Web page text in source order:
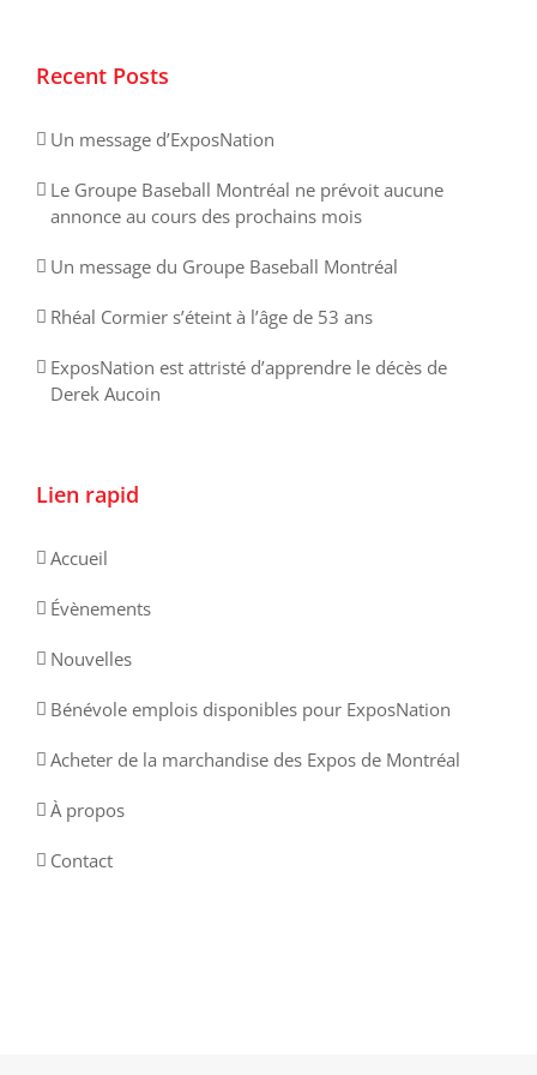
Recent Posts
Un message d’ExposNation
Le Groupe Baseball Montréal ne prévoit aucune
annonce au cours des prochains mois
Un message du Groupe Baseball Montréal
Rhéal Cormier s’éteint à l’âge de 53 ans
ExposNation est attristé d’apprendre le décès de
Derek Aucoin
Lien rapid
Accueil
Évènements
Nouvelles
Bénévole emplois disponibles pour ExposNation
Acheter de la marchandise des Expos de Montréal
À propos
Contact